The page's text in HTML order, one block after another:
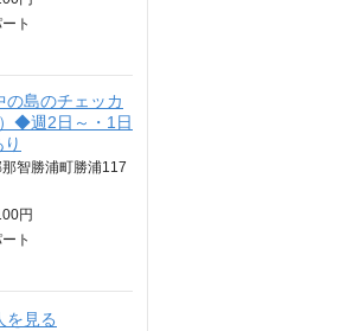
ト
の島のチェッカ
◆週2日～・1日
智勝浦町勝浦117
円
ト
を見る